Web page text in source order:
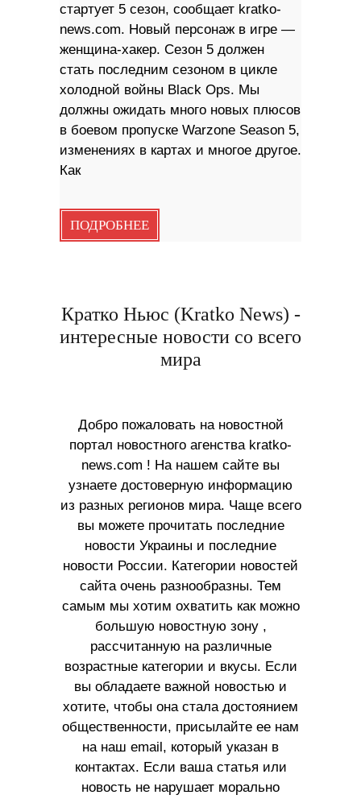
стартует 5 сезон, сообщает kratko-
news.com. Новый персонаж в игре —
женщина-хакер. Сезон 5 должен
стать последним сезоном в цикле
холодной войны Black Ops. Мы
должны ожидать много новых плюсов
в боевом пропуске Warzone Season 5,
изменениях в картах и многое другое.
Как
ПОДРОБНЕЕ
Кратко Ньюс (Kratko News) -
интересные новости со всего
мира
Добро пожаловать на новостной
портал новостного агенства kratko-
news.com ! На нашем сайте вы
узнаете достоверную информацию
из разных регионов мира. Чаще всего
вы можете прочитать последние
новости Украины и последние
новости России. Категории новостей
сайта очень разнообразны. Тем
самым мы хотим охватить как можно
большую новостную зону ,
рассчитанную на различные
возрастные категории и вкусы. Если
вы обладаете важной новостью и
хотите, чтобы она стала достоянием
общественности, присылайте ее нам
на наш email, который указан в
контактах. Если ваша статья или
новость не нарушает морально